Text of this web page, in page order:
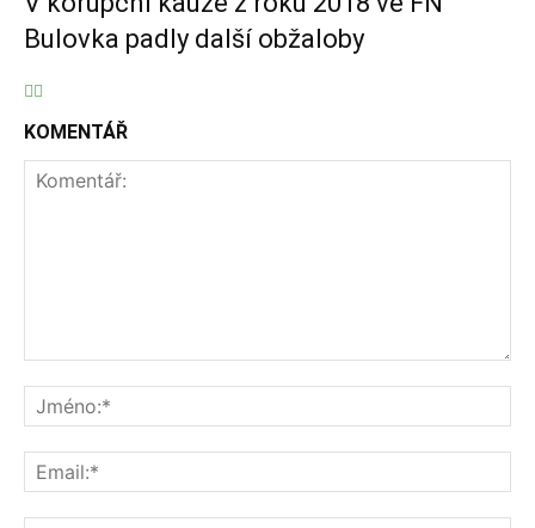
Bulovka padly další obžaloby
KOMENTÁŘ